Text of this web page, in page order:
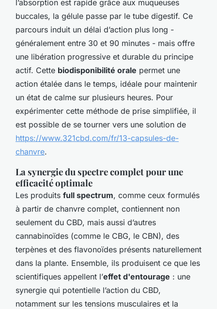
l’absorption est rapide grâce aux muqueuses
buccales, la gélule passe par le tube digestif. Ce
parcours induit un délai d’action plus long -
généralement entre 30 et 90 minutes - mais offre
une libération progressive et durable du principe
actif. Cette biodisponibilité orale permet une
action étalée dans le temps, idéale pour maintenir
un état de calme sur plusieurs heures. Pour
expérimenter cette méthode de prise simplifiée, il
est possible de se tourner vers une solution de
https://www.321cbd.com/fr/13-capsules-de-
chanvre.
La synergie du spectre complet pour une
efficacité optimale
Les produits full spectrum, comme ceux formulés
à partir de chanvre complet, contiennent non
seulement du CBD, mais aussi d’autres
cannabinoïdes (comme le CBG, le CBN), des
terpènes et des flavonoïdes présents naturellement
dans la plante. Ensemble, ils produisent ce que les
scientifiques appellent l’effet d'entourage : une
synergie qui potentielle l’action du CBD,
notamment sur les tensions musculaires et la